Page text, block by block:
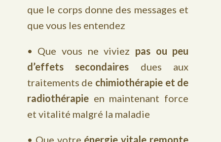
que le corps donne des messages et
que vous les entendez
• Que vous ne viviez pas ou peu
d’effets secondaires dues aux
traitements de chimiothérapie et de
radiothérapieen maintenant force
et vitalité malgré la maladie
• Que votre énergie vitale remonte